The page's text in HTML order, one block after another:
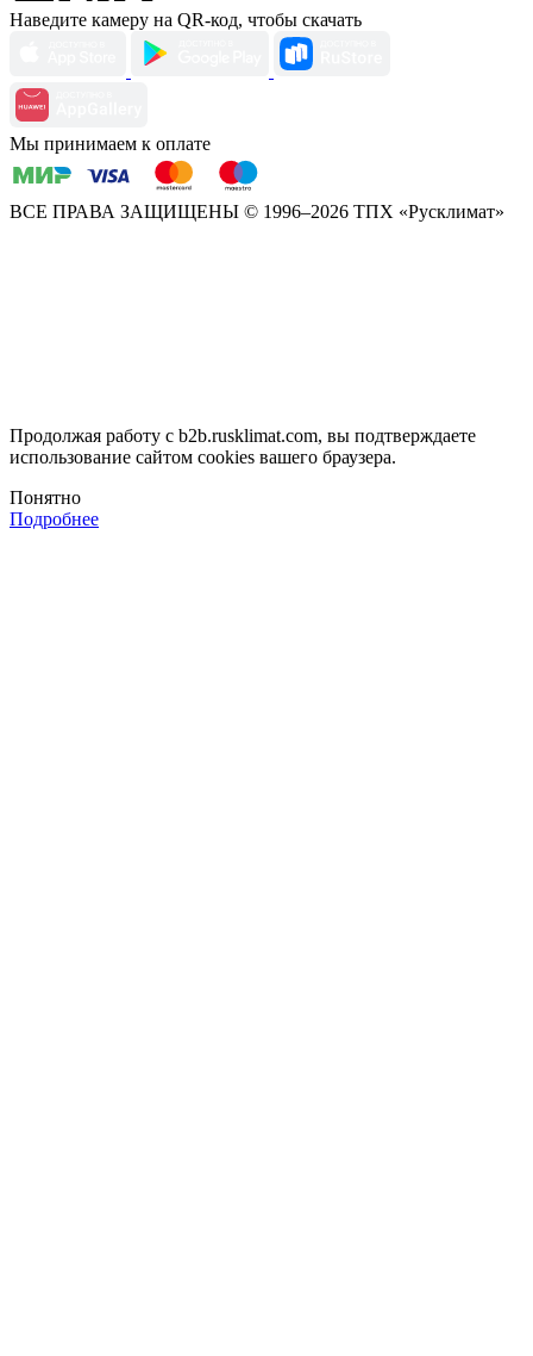
Наведите камеру на QR-код, чтобы скачать
Мы принимаем к оплате
ВСЕ ПРАВА ЗАЩИЩЕНЫ © 1996–2026 ТПХ «Русклимат»
Продолжая работу с b2b.rusklimat.com, вы подтверждаете
использование сайтом cookies вашего браузера.
Понятно
Подробнее